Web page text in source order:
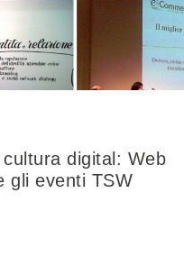
digital: Web
gli eventi TSW